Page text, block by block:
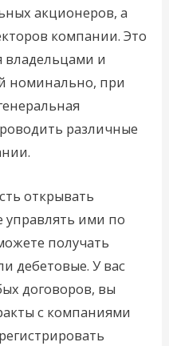
акционеров, а
компании. Это
владельцами и
номинально, при
различные
открывать
управлять ими по
получать
дебетовые. У вас
договоров, вы
с компаниями